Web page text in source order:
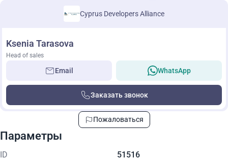
Cyprus Developers Alliance
Ksenia Tarasova
Head of sales
Email WhatsApp
Заказать звонок
Пожаловаться
Параметры
ID 51516